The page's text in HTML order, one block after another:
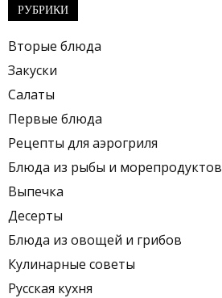
РУБРИКИ
Вторые блюда
Закуски
Салаты
Первые блюда
Рецепты для аэрогриля
Блюда из рыбы и морепродуктов
Выпечка
Десерты
Блюда из овощей и грибов
Кулинарные советы
Русская кухня